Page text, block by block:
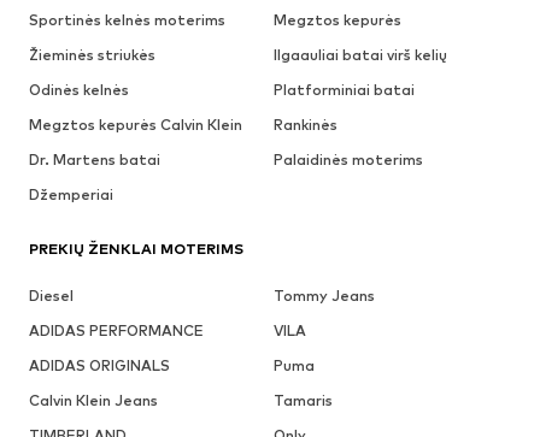
Sportinės kelnės moterims
Megztos kepurės
Žieminės striukės
Ilgaauliai batai virš kelių
Odinės kelnės
Platforminiai batai
Megztos kepurės Calvin Klein
Rankinės
Dr. Martens batai
Palaidinės moterims
Džemperiai
PREKIŲ ŽENKLAI MOTERIMS
Diesel
Tommy Jeans
ADIDAS PERFORMANCE
VILA
ADIDAS ORIGINALS
Puma
Calvin Klein Jeans
Tamaris